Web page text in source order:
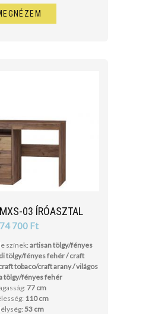
03 ÍRÓASZTAL
74 700 Ft
színek:artisan tölgy/fényes
tölgy/fényes fehér / craft
tobaco/craft arany / világos
tölgy/fényes fehér
77 cm
110 cm
53 cm